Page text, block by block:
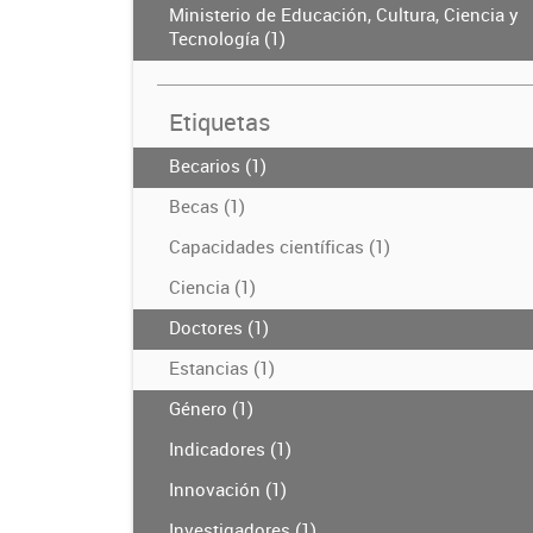
Ministerio de Educación, Cultura, Ciencia y
Tecnología (1)
Etiquetas
Becarios (1)
Becas (1)
Capacidades científicas (1)
Ciencia (1)
Doctores (1)
Estancias (1)
Género (1)
Indicadores (1)
Innovación (1)